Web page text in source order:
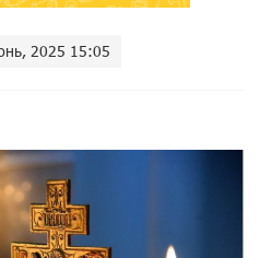
2025 15:05